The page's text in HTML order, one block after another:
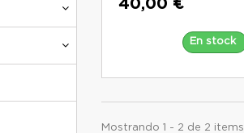
40,00 €
En stock
Mostrando 1 - 2 de 2 items